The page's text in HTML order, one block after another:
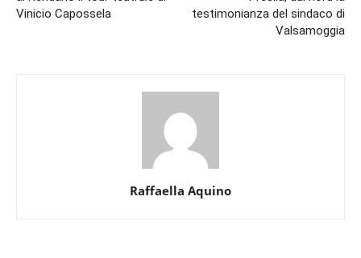
Vinicio Capossela
testimonianza del sindaco di
Valsamoggia
Raffaella Aquino